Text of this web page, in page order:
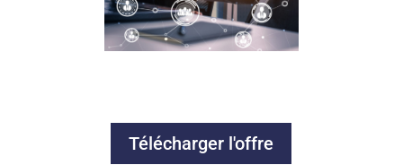
Télécharger l'offre